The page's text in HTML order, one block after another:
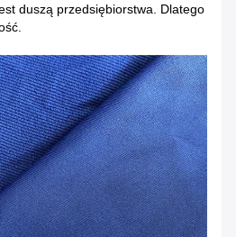
duszą przedsiębiorstwa. Dlatego